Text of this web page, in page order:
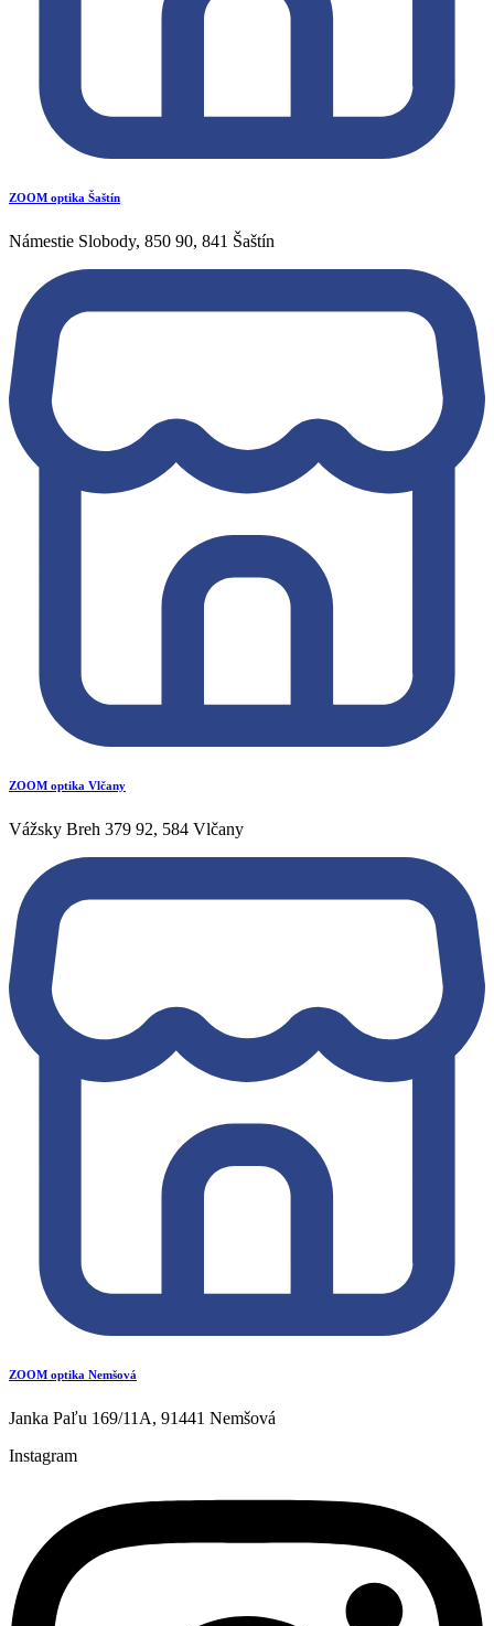
ZOOM optika Šaštín
Námestie Slobody, 850 90, 841 Šaštín
ZOOM optika Vlčany
Vážsky Breh 379 92, 584 Vlčany
ZOOM optika Nemšová
Janka Paľu 169/11A, 91441 Nemšová
Instagram